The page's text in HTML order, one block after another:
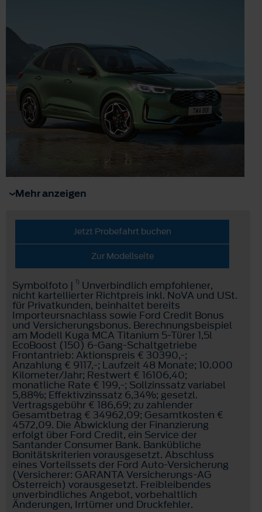
Mehr anzeigen
Jetzt Probefahrt buchen
Zur Modellseite
Symbolfoto | 1) Unverbindlich empfohlener,
nicht kartellierter Richtpreis inkl. NoVA und USt.
für Privatkunden, beinhaltet bereits
Importeursnachlass sowie Ford Credit Bonus
und Versicherungsbonus. Berechnungsbeispiel
am Modell Kuga MCA Titanium 5-Türer 1,5l
EcoBoost (150) 6-Gang-Schaltgetriebe
Frontantrieb: Aktionspreis € 30390,-;
Anzahlung € 9117,-; Laufzeit 48 Monate; 10.000
Kilometer/Jahr; Restwert € 16106,40;
monatliche Rate € 199,-; Sollzinssatz variabel
5,88%; Effektivzinssatz 6,34%; gesetzl.
Vertragsgebühr € 186,69; zu zahlender
Gesamtbetrag € 34962,09; Gesamtkosten €
4572,09. Die Abwicklung der Finanzierung
erfolgt über Ford Credit, ein Service der
Santander Consumer Bank. Bankübliche
Bonitätskriterien vorausgesetzt. Abschluss
eines Vorteilssets der Ford Auto-Versicherung
(Versicherer: GARANTA Versicherungs-AG
Österreich) vorausgesetzt. Freibleibendes
unverbindliches Angebot, vorbehaltlich
Änderungen, Irrtümer und Druckfehler.